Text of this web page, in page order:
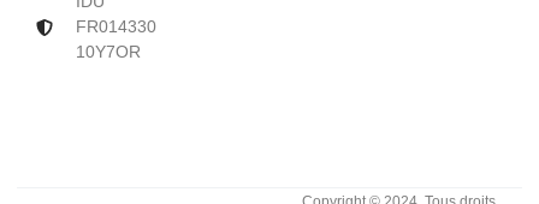
FR014330
10Y7OR